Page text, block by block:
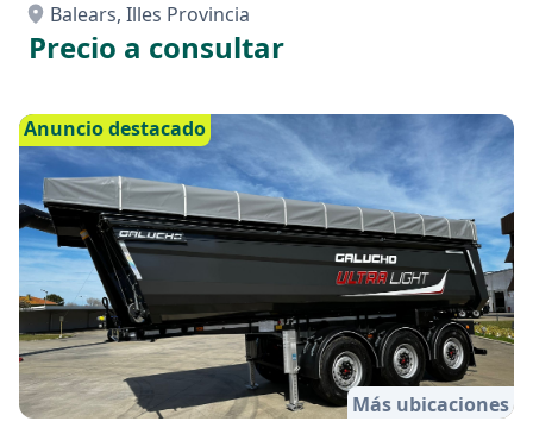
Balears, Illes Provincia
Precio a consultar
Anuncio destacado
Más ubicaciones